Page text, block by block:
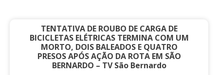
TENTATIVA DE ROUBO DE CARGA DE
BICICLETAS ELÉTRICAS TERMINA COM UM
MORTO, DOIS BALEADOS E QUATRO
PRESOS APÓS AÇÃO DA ROTA EM SÃO
BERNARDO – TV São Bernardo